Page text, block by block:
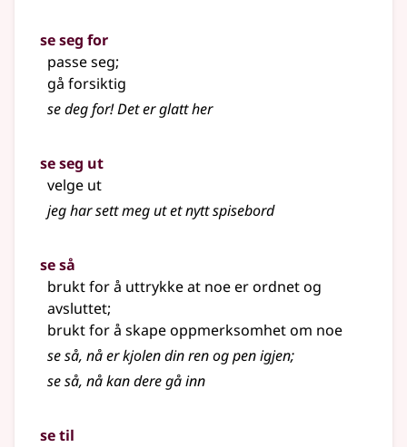
se seg for
passe seg;
gå forsiktig
se deg for! Det er glatt her
se seg ut
velge ut
jeg har sett meg ut et nytt spisebord
se så
brukt for å uttrykke at noe er ordnet og
avsluttet;
brukt for å skape oppmerksomhet om noe
se så, nå er kjolen din ren og pen igjen;
se så, nå kan dere gå inn
se til